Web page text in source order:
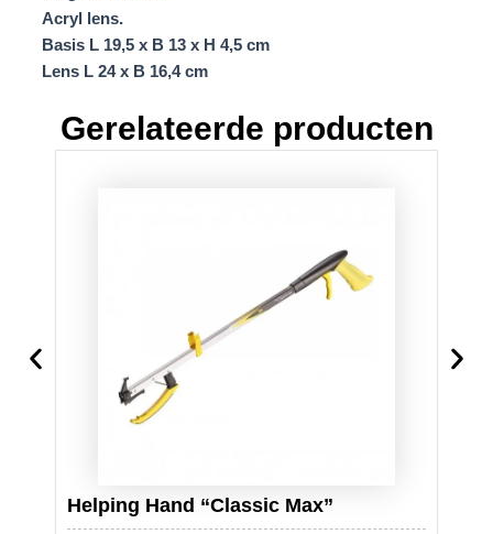
Acryl lens.
Basis L 19,5 x B 13 x H 4,5 cm
Lens L 24 x B 16,4 cm
Gerelateerde producten
Helping Hand “Classic Max”